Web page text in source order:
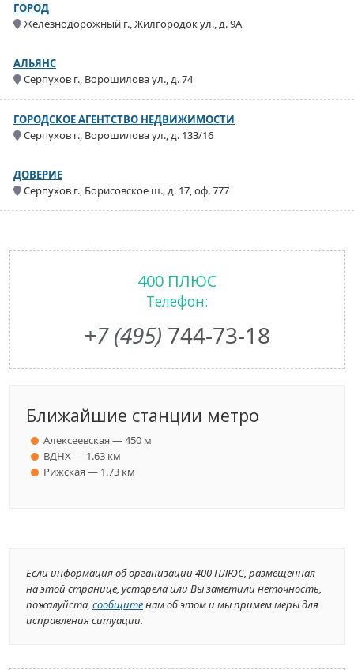
ГОРОД
Железнодорожный г., Жилгородок ул., д. 9А
АЛЬЯНС
Серпухов г., Ворошилова ул., д. 74
ГОРОДСКОЕ АГЕНТСТВО НЕДВИЖИМОСТИ
Серпухов г., Ворошилова ул., д. 133/16
ДОВЕРИЕ
Серпухов г., Борисовское ш., д. 17, оф. 777
400 ПЛЮС
Телефон:
+7 (495) 744-73-18
Ближайшие станции метро
Алексеевская — 450 м
ВДНХ — 1.63 км
Рижская — 1.73 км
Если информация об организации 400 ПЛЮС, размещенная
на этой странице, устарела или Вы заметили неточность,
пожалуйста, сообщитенам об этом и мы примем меры для
исправления ситуации.